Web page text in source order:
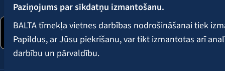
Paziņojums par sīkdatņu izmantošanu.
BALTA tīmekļa vietnes darbības nodrošināšanai tiek
Papildus, ar Jūsu piekrišanu, var tikt izmantotas arī
darbību un pārvaldību.